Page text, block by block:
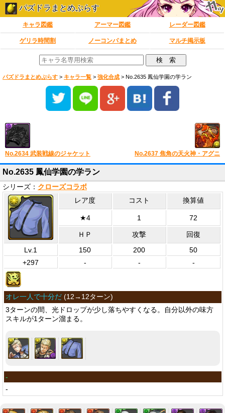
パズドラまとめぷらす
キャラ図鑑 アーマー図鑑 レーダー図鑑
ゲリラ時間割 ノーコンパまとめ マルチ掲示板
パズドラまとめぷらす > キャラ一覧 > 強化合成 > No.2635 鳳仙学園の学ラン
No.2634 武装戦線のジャケット No.2637 焦角の天火神・アグニ
No.2635 鳳仙学園の学ラン
シリーズ： クローズコラボ
レア度 コスト 換算値
★4 1 72
ＨＰ 攻撃
回復
Lv.1
150 200
50
+297
- - -
オレ一人で十分だ (12→12ターン)
3ターンの間、光ドロップが少し落ちやすくなる。自分以外の味方
スキルが1ターン溜まる。
-
-